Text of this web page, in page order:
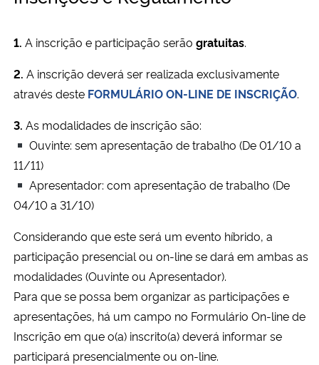
Ministério da Saúde
Ministério de Minas e Energia
Ministério da Ciência, Tecnologia, Inovações e Comunicações
Ministério do Meio Ambiente
Ministério do Turismo
Ministério do Desenvolvimento Regional
Controladoria-Geral da União
Ministério da Mulher, da Família e dos Direitos Humanos
Secretaria-Geral
1. A inscrição e participação serão gratuitas.
2. A inscrição deverá ser realizada exclusivamente
através deste FORMULÁRIO ON-LINE DE INSCRIÇÃO.
3. As modalidades de inscrição são:
Ouvinte: sem apresentação de trabalho (De 01/10 a
11/11)
Apresentador: com apresentação de trabalho (De
04/10 a 31/10)
Considerando que este será um evento híbrido, a
participação presencial ou on-line se dará em ambas as
modalidades (Ouvinte ou Apresentador).
Para que se possa bem organizar as participações e
apresentações, há um campo no Formulário On-line de
Inscrição em que o(a) inscrito(a) deverá informar se
participará presencialmente ou on-line.